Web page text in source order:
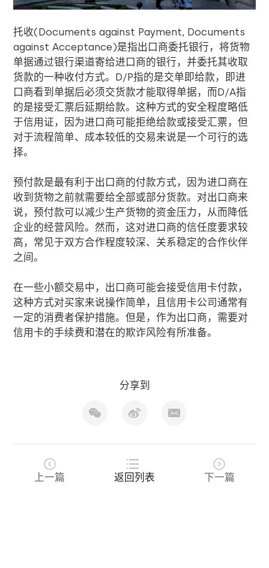
托收(Documents against Payment, Documents
against Acceptance)是指出口商委托银行，将货物
单据通过银行渠道寄给进口商的银行，并委托其收取
货款的一种收付方式。 D/P指的是交单即给款，即进
口商看到单据后必须交货款才能取得单据，而D/A指
的是接受汇票后延期给款。这种方式的安全程度略低
于信用证，因为进口商可能拒绝给款或接受汇票，但
对于流程简单、成本较低的交易来说是一个可行的选
择。
预付款是最有利于出口商的付款方式，因为进口商在
收到货物之前就需要给全部或部分货款。对出口商来
说，预付款可以减少生产货物的资金压力，从而降低
企业的经营风险。然而，这对进口商的信任度要求较
高，常见于双方合作程度较深、关系稳定的合作伙伴
之间。
在一些小额交易中，出口商可能会接受信用卡付款，
这种方式对买家来说操作简单，且信用卡公司通常有
一定的消费者保护措施。但是，作为出口商，需要对
信用卡的手续费和潜在的欺诈风险有所准备。
分享到
上一篇 返回列表 下一篇